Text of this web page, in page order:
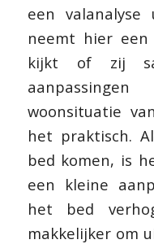
een
neemt hier
kijkt of zij
woonsituatie
het praktisch.
bed komen, is
een kleine
het bed
makkelijker om